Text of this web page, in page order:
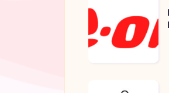
pobočka
Hodonín